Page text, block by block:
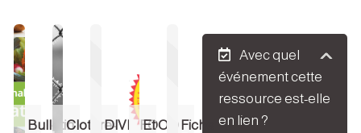
Avec quel
événement cette
ressource est-elle
en lien ?
BulletinCloture-DIVINFOOD
Et
Fiche